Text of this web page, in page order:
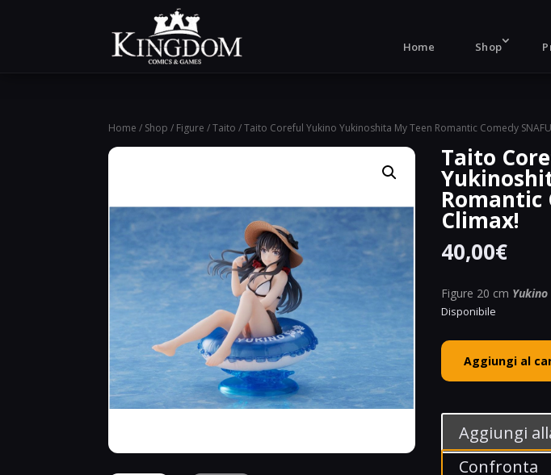
Home Shop
Home / Shop / Figure /Taito / Taito Coreful Yukino Yukinoshita My Teen Romantic Comedy
Taito
Romantic
Climax!
40,00€
Figure 20 cm Yukino
Disponibile
Taito
Coreful
Yukino
Teen
Romantic
Aggiungi al
Aggiungi
Confronta